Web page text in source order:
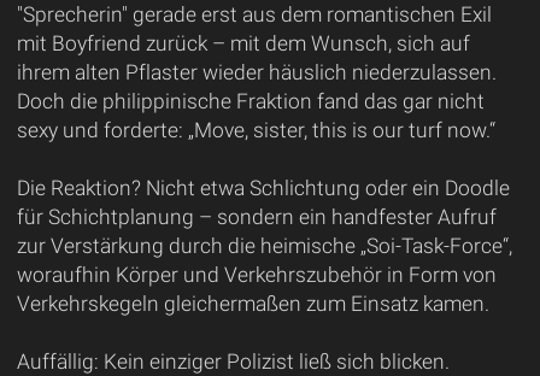
"Sprecherin" gerade erst aus dem romantischen Exil
mit Boyfriend zurück – mit dem Wunsch, sich auf
ihrem alten Pflaster wieder häuslich niederzulassen.
Doch die philippinische Fraktion fand das gar nicht
sexy und forderte: „Move, sister, this is our turf now.“
Die Reaktion? Nicht etwa Schlichtung oder ein Doodle
für Schichtplanung – sondern ein handfester Aufruf
zur Verstärkung durch die heimische „Soi-Task-Force“,
woraufhin Körper und Verkehrszubehör in Form von
Verkehrskegeln gleichermaßen zum Einsatz kamen.
Auffällig: Kein einziger Polizist ließ sich blicken.